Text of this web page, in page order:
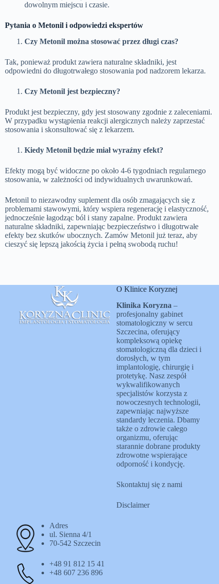
dowolnym miejscu i czasie.
Pytania o Metonil i odpowiedzi ekspertów
Czy Metonil można stosować przez długi czas?
Tak, ponieważ produkt zawiera naturalne składniki, jest
odpowiedni do długotrwałego stosowania pod nadzorem lekarza.
Czy Metonil jest bezpieczny?
Produkt jest bezpieczny, gdy jest stosowany zgodnie z zaleceniami.
W przypadku wystąpienia reakcji alergicznych należy zaprzestać
stosowania i skonsultować się z lekarzem.
Kiedy Metonil będzie miał wyraźny efekt?
Efekty mogą być widoczne po około 4-6 tygodniach regularnego
stosowania, w zależności od indywidualnych uwarunkowań.
Metonil to niezawodny suplement dla osób zmagających się z
problemami stawowymi, który wspiera regenerację i elastyczność,
jednocześnie łagodząc ból i stany zapalne. Produkt zawiera
naturalne składniki, zapewniając bezpieczeństwo i długotrwałe
efekty bez skutków ubocznych. Zamów Metonil już teraz, aby
cieszyć się lepszą jakością życia i pełną swobodą ruchu!
O Klinice Koryznej
Klinika Koryzna –
profesjonalny gabinet
stomatologiczny w sercu
Szczecina, oferujący
kompleksową opiekę
stomatologiczną dla dzieci i
dorosłych, w tym
implantologię, chirurgię i
protetykę. Nasz zespół
wykwalifikowanych
specjalistów korzysta z
nowoczesnych technologii,
zapewniając najwyższe
standardy leczenia. Dbamy
także o zdrowie całego
organizmu, oferując
starannie dobrane produkty
zdrowotne wspierające
odporność i kondycję.
Skontaktuj się z nami
Disclaimer
Adres
ul. Sienna 4/1
70-542 Szczecin
+48 91 812 15 41
+48 607 236 896